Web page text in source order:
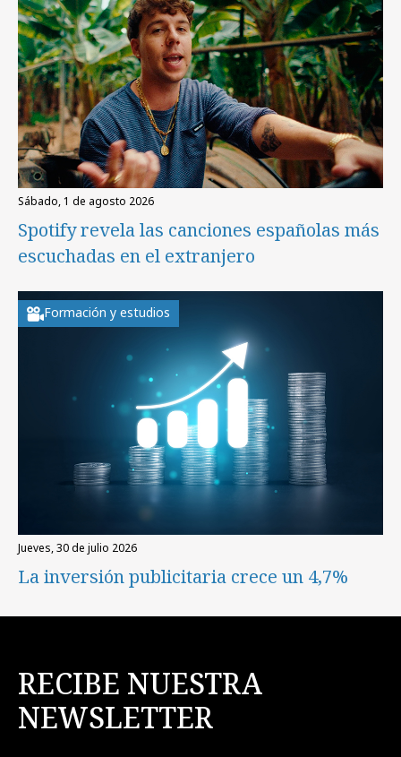
sábado, 1 de agosto 2026
Spotify revela las canciones españolas más
escuchadas en el extranjero
Formación y estudios
jueves, 30 de julio 2026
La inversión publicitaria crece un 4,7%
RECIBE NUESTRA
NEWSLETTER